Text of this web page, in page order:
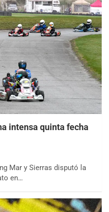
intensa quinta fecha
Mar y Sierras disputó la
en…